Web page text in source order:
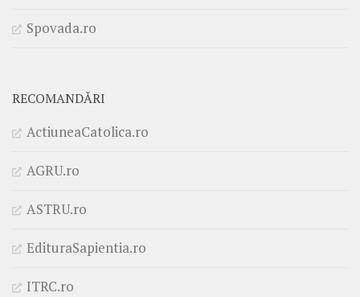
Spovada.ro
RECOMANDĂRI
ActiuneaCatolica.ro
AGRU.ro
ASTRU.ro
EdituraSapientia.ro
ITRC.ro